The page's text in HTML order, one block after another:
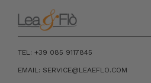
TEL: +39 085 9117845
EMAIL: SERVICE@LEAEFLO.COM